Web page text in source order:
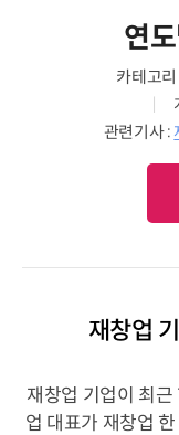
연
카테고
관련기사 :
재창업
재창업 기업이 최근
업 대표가 재창업